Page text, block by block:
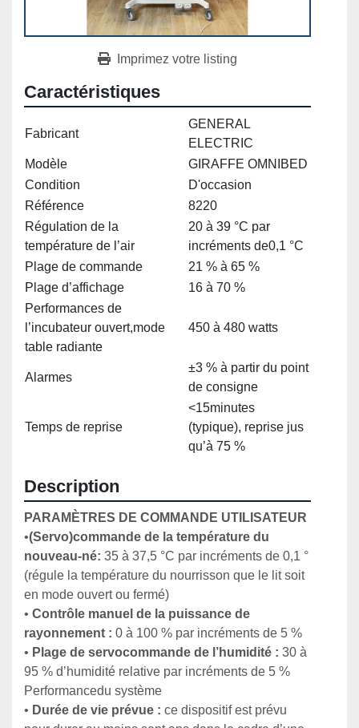
Imprimez votre listing
Caractéristiques
Fabricant
GENERAL
ELECTRIC
Modèle
GIRAFFE OMNIBED
Condition
D'occasion
Référence
8220
Régulation de la
température de l’air
20 à 39 °C par
incréments de0,1 °C
Plage de commande
21 % à 65 %
Plage d’affichage
16 à 70 %
Performances de
l’incubateur ouvert,mode
table radiante
450 à 480 watts
Alarmes
±3 % à partir du point
de consigne
Temps de reprise
<15minutes
(typique), reprise jus
qu’à 75 %
Description
PARAMÈTRES DE COMMANDE UTILISATEUR
•(Servo)commande de la température du
nouveau-­né: 35 à 37,5 °C par incréments de 0,1 °
(régule la température du nourrisson que le lit soit
en mode ouvert ou fermé)
• Contrôle manuel de la puissance de
rayonnement : 0 à 100 % par incréments de 5 %
• Plage de servocommande de l’humidité : 30 à
95 % d’humidité relative par incréments de 5 %
Performancedu système
• Durée de vie prévue : ce dispositif est prévu